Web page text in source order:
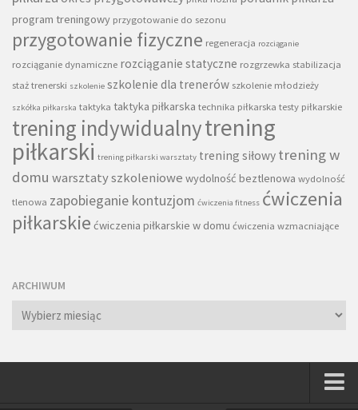
program treningowy przygotowanie do sezonu
przygotowanie fizyczne regeneracja rozciąganie
rozciąganie dynamiczne rozciąganie statyczne rozgrzewka stabilizacja
staż trenerski szkolenie szkolenie dla trenerów szkolenie młodzieży
szkółka piłkarska taktyka taktyka piłkarska technika piłkarska testy piłkarskie
trening indywidualnytrening
piłkarski trening piłkarski warsztaty trening siłowy trening w
domu warsztaty szkoleniowe wydolność beztlenowa wydolność
tlenowa zapobieganie kontuzjom ćwiczenia fitness ćwiczenia
piłkarskie ćwiczenia piłkarskie w domu ćwiczenia wzmacniające
ARCHIWUM
Archiwum